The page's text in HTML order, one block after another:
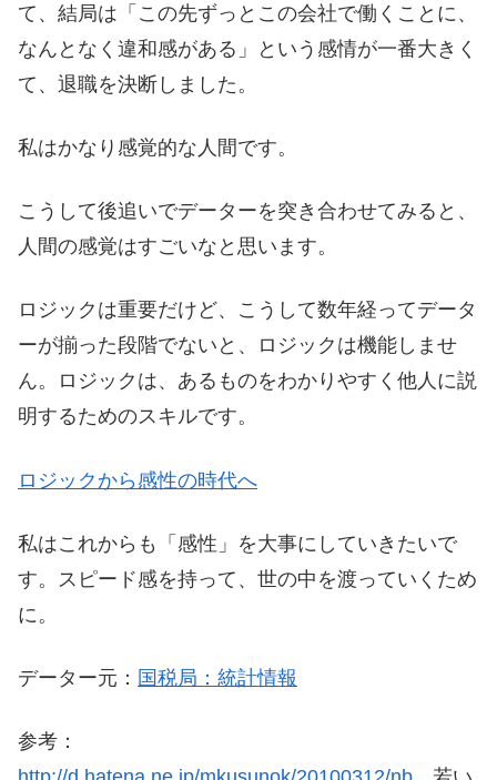
て、結局は「この先ずっとこの会社で働くことに、
なんとなく違和感がある」という感情が一番大きく
て、退職を決断しました。
私はかなり感覚的な人間です。
こうして後追いでデーターを突き合わせてみると、
人間の感覚はすごいなと思います。
ロジックは重要だけど、こうして数年経ってデータ
ーが揃った段階でないと、ロジックは機能しませ
ん。ロジックは、あるものをわかりやすく他人に説
明するためのスキルです。
ロジックから感性の時代へ
私はこれからも「感性」を大事にしていきたいで
す。スピード感を持って、世の中を渡っていくため
に。
データー元： 国税局：統計情報
参考：